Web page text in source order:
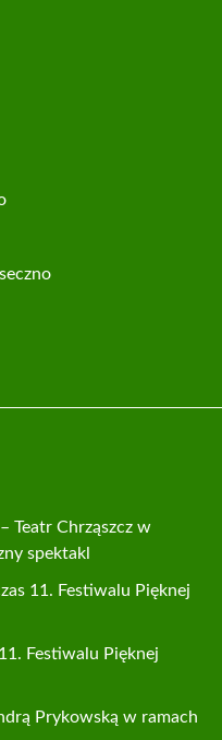
Teatr Chrząszcz w
spektakl
11. Festiwalu Pięknej
Festiwalu Pięknej
Prykowską w ramach